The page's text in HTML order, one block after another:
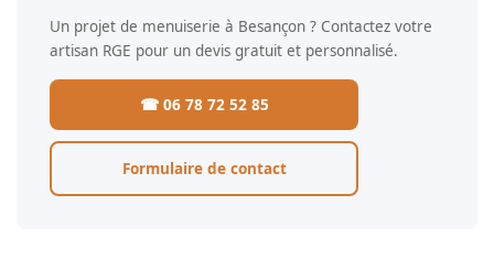
Un projet de menuiserie à Besançon ? Contactez votre
artisan RGE pour un devis gratuit et personnalisé.
☎ 06 78 72 52 85
Formulaire de contact